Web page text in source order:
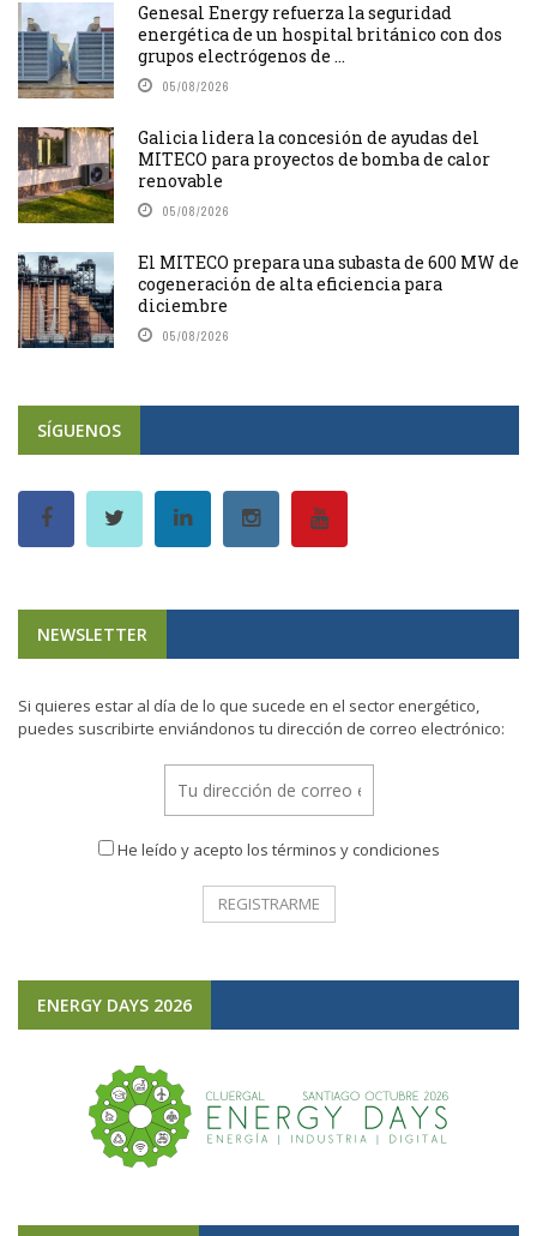
Genesal Energy refuerza la seguridad
energética de un hospital británico con dos
grupos electrógenos de ...
05/08/2026
Galicia lidera la concesión de ayudas del
MITECO para proyectos de bomba de calor
renovable
05/08/2026
El MITECO prepara una subasta de 600 MW de
cogeneración de alta eficiencia para
diciembre
05/08/2026
SÍGUENOS
NEWSLETTER
Si quieres estar al día de lo que sucede en el sector energético,
puedes suscribirte enviándonos tu dirección de correo electrónico:
He leído y acepto los términos y condiciones
ENERGY DAYS 2026